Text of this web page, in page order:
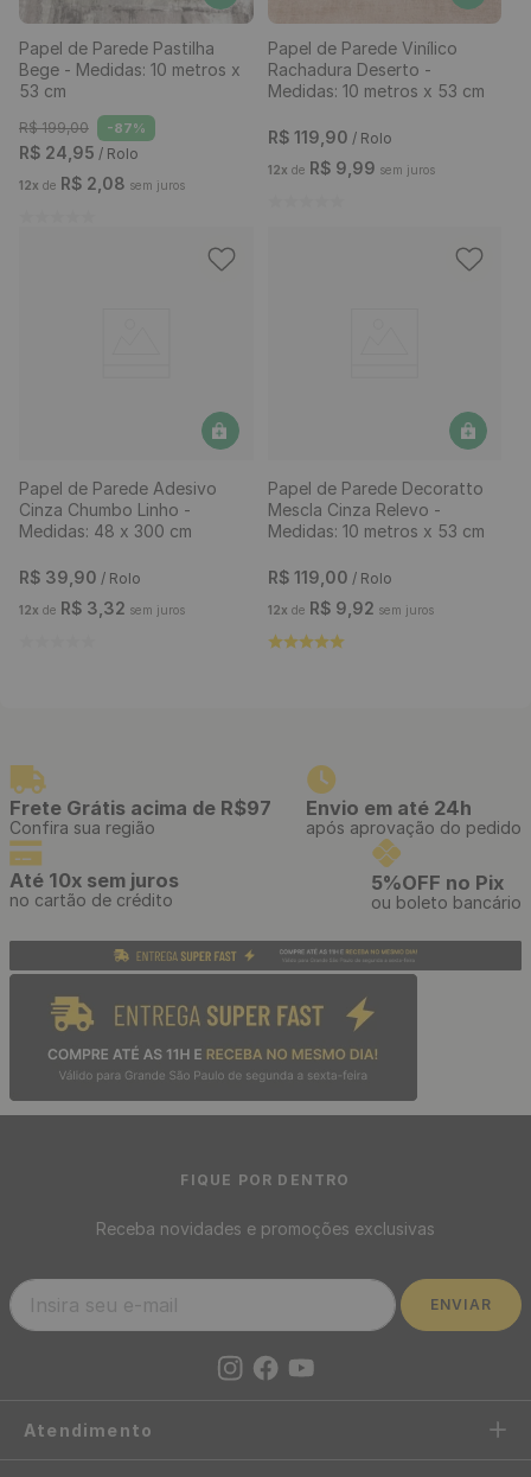
Papel de Parede Pastilha
Bege - Medidas: 10 metros x
53 cm
R$ 199,00 -87%
R$ 24 95 / Rolo
12x de R$ 2 08 sem juros
Papel de Parede Vinílico
Rachadura Deserto -
Medidas: 10 metros x 53 cm
R$ 119 90 / Rolo
12x de R$ 9 99 sem juros
Papel de Parede Adesivo
Cinza Chumbo Linho -
Medidas: 48 x 300 cm
R$ 39,90 / Rolo
12x de R$ 3,32 sem juros
Papel de Parede Decoratto
Mescla Cinza Relevo -
Medidas: 10 metros x 53 cm
R$ 119,00 / Rolo
12x de R$ 9,92 sem juros
Frete Grátis acima de R$97
Confira sua região
Envio em até 24h
após aprovação do pedido
Até 10x sem juros
no cartão de crédito
5%OFF no Pix
ou boleto bancário
FIQUE POR DENTRO
Receba novidades e promoções exclusivas
ENVIAR
Atendimento